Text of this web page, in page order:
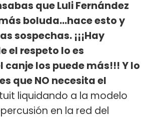
que Luli Fernández
boluda...hace esto y
sospechas. ¡¡¡Hay
el respeto lo es
canje los puede más!!! Y lo
que NO necesita el
liquidando a la modelo
en la red del